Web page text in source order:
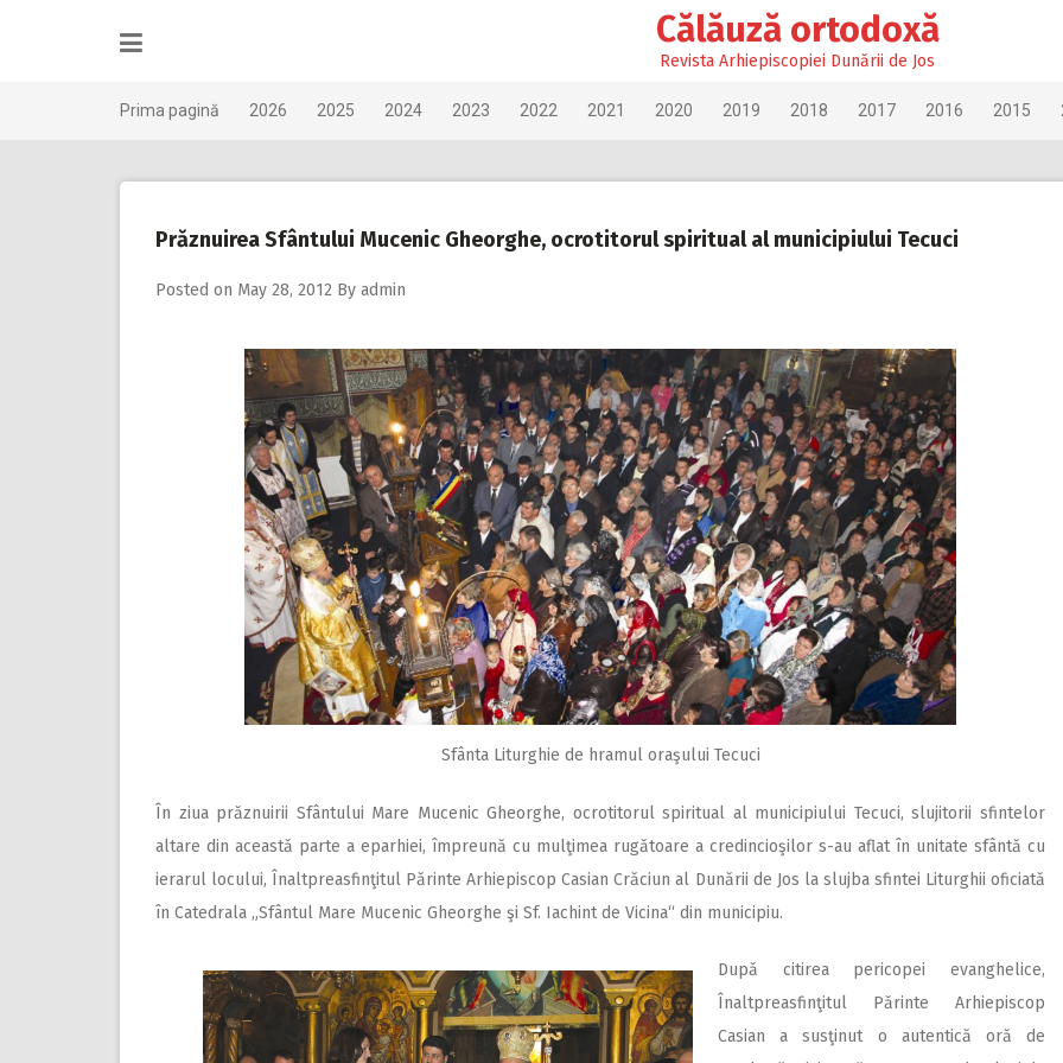
Călăuză ortodoxă
Revista Arhiepiscopiei Dunării de Jos
Prima pagină 2026 2025 2024 2023 2022 2021 2020 2019 2018 2017 2016 2015
Prăznuirea Sfântului Mucenic Gheorghe, ocrotitorul spiritual al municipiului Tecuci
Posted on May 28, 2012 By admin
Sfânta Liturghie de hramul oraşului Tecuci
În ziua prăznuirii Sfântului Mare Mucenic Gheorghe, ocrotitorul spiritual al municipiului Tecuci, slujitorii sfintelor
altare din această parte a eparhiei, împreună cu mulţimea rugătoare a credincioşilor s-au aflat în unitate sfântă cu
ierarul locului, Înaltpreasfinţitul Părinte Arhiepiscop Casian Crăciun al Dunării de Jos la slujba sfintei Liturghii oficiată
în Catedrala „Sfântul Mare Mucenic Gheorghe şi Sf. Iachint de Vicina“ din municipiu.
După citirea pericopei evanghelice,
Înaltpreasfinţitul Părinte Arhiepiscop
Casian a susţinut o autentică oră de